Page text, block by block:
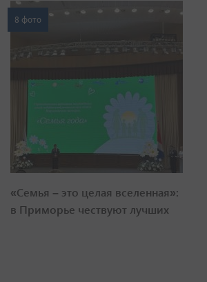
8 фото
«Семья – это целая вселенная»:
в Приморье чествуют лучших